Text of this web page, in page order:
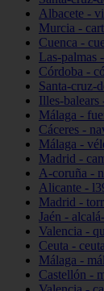
Albacete -
Murcia -
Cuenca -
Las-palmas
Córdoba -
Santa-cruz-
Illes-balears
Málaga -
Cáceres -
Málaga -
Madrid -
A-coruña -
Alicante -
Madrid -
Jaén -
Valencia -
Ceuta - ceuta
Málaga -
Castellón -